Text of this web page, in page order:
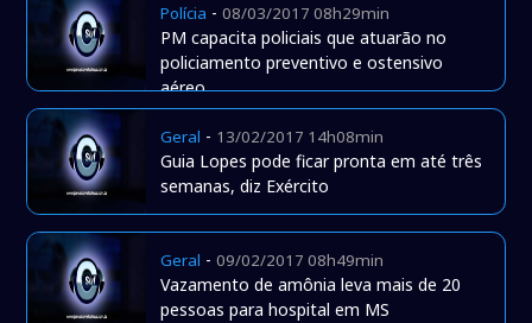
Polícia -08/03/2017 08h29min
PM capacita policiais que atuarão no
policiamento preventivo e ostensivo
aéreo
Geral - 13/02/2017 14h08min
Guia Lopes pode ficar pronta em até três
semanas, diz Exército
Geral -09/02/2017 08h49min
Vazamento de amônia leva mais de 20
pessoas para hospital em MS